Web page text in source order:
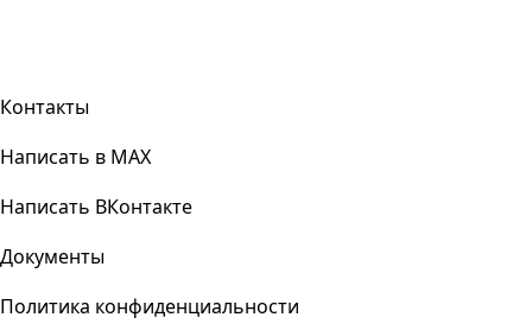
Контакты
Написать в MAX
Написать ВКонтакте
Документы
Политика конфиденциальности